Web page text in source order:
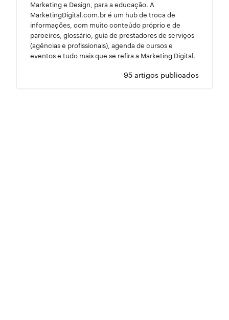
Marketing e Design, para a educação. A
MarketingDigital.com.br é um hub de troca de
informações, com muito conteúdo próprio e de
parceiros, glossário, guia de prestadores de serviços
(agências e profissionais), agenda de cursos e
eventos e tudo mais que se refira a Marketing Digital.
95 artigos publicados